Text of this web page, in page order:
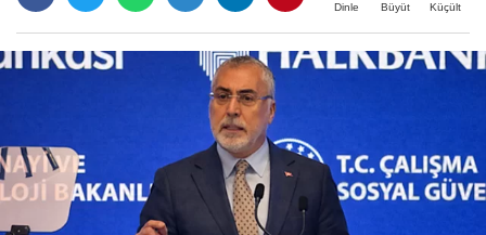
Dinle Büyüt Küçült